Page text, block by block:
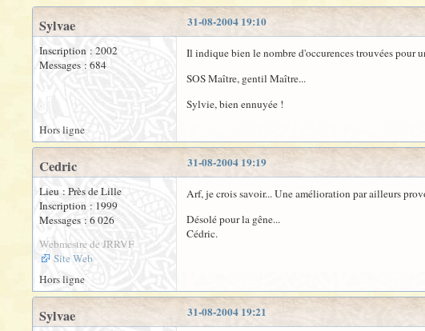
31-08-2004 19:10
Sylvae
Inscription : 2002
Messages : 684
Il indique bien le nombre d'occurences trouvées pour
SOS Maître, gentil Maître...
Sylvie, bien ennuyée !
Hors ligne
31-08-2004 19:19
Cedric
Lieu : Près de Lille
Inscription : 1999
Messages : 6 026
Webmestre de JRRVF
Site Web
Arf, je crois savoir... Une amélioration par ailleurs
Désolé pour la gêne...
Cédric.
Hors ligne
31-08-2004 19:21
Sylvae